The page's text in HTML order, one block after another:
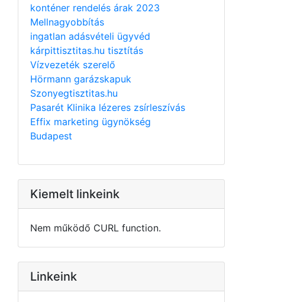
konténer rendelés árak 2023
Mellnagyobbítás
ingatlan adásvételi ügyvéd
kárpittisztitas.hu tisztítás
Vízvezeték szerelő
Hörmann garázskapuk
Szonyegtisztitas.hu
Pasarét Klinika lézeres zsírleszívás
Effix marketing ügynökség
Budapest
Kiemelt linkeink
Nem működő CURL function.
Linkeink